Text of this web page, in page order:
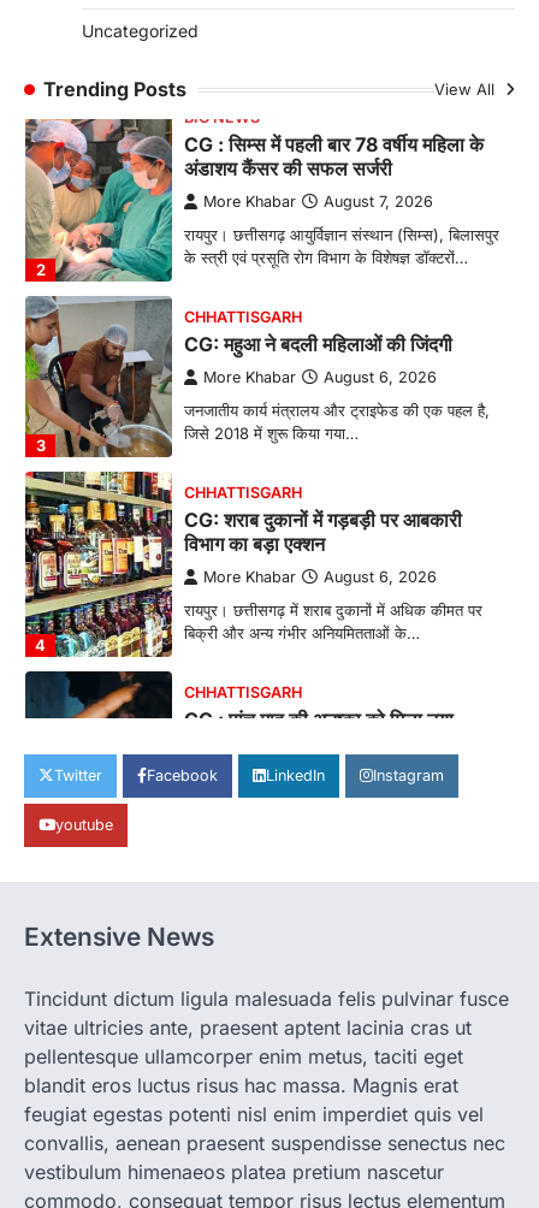
Uncategorized
Trending Posts View All
रायपुर। राष्ट्रीय बाल स्वास्थ्य कार्यक्रम (चिरायु) के तहत
2
BIG NEWS
CG : सिम्स में पहली बार 78 वर्षीय महिला के
अंडाशय कैंसर की सफल सर्जरी
More Khabar August 7, 2026
रायपुर। छत्तीसगढ़ आयुर्विज्ञान संस्थान (सिम्स), बिलासपुर
के स्त्री एवं प्रसूति रोग विभाग के विशेषज्ञ डॉक्टरों…
3
CHHATTISGARH
CG: महुआ ने बदली महिलाओं की जिंदगी
More Khabar August 6, 2026
जनजातीय कार्य मंत्रालय और ट्राइफेड की एक पहल है,
जिसे 2018 में शुरू किया गया…
4
CHHATTISGARH
CG: शराब दुकानों में गड़बड़ी पर आबकारी
विभाग का बड़ा एक्शन
More Khabar August 6, 2026
रायपुर। छत्तीसगढ़ में शराब दुकानों में अधिक कीमत पर
बिक्री और अन्य गंभीर अनियमितताओं के…
1
CHHATTISGARH
CG : पांच माह की अनुष्का को मिला नया
More Khabar August 7, 2026
अंडाशय कैंसर की सफल सर्जरी
रायपुर। छत्तीसगढ़ आयुर्विज्ञान संस्थान (सिम्स), बिलासपुर
के स्त्री एवं प्रसूति रोग विभाग के विशेषज्ञ डॉक्टरों…
CHHATTISGARH
CG: महुआ ने बदली महिलाओं की जिंदगी
More Khabar August 6, 2026
जनजातीय कार्य मंत्रालय और ट्राइफेड की एक पहल है,
Twitter Facebook LinkedIn Instagram
youtube
Extensive News
Tincidunt dictum ligula malesuada felis pulvinar fusce
vitae ultricies ante, praesent aptent lacinia cras ut
pellentesque ullamcorper enim metus, taciti eget
blandit eros luctus risus hac massa. Magnis erat
feugiat egestas potenti nisl enim imperdiet quis vel
convallis, aenean praesent suspendisse senectus nec
vestibulum himenaeos platea pretium nascetur
commodo, consequat tempor risus lectus elementum